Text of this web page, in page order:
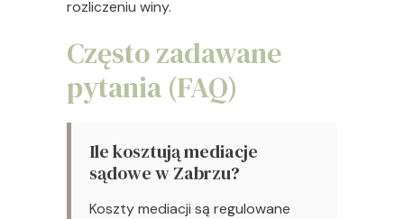
rozliczeniu winy.
Często zadawane
pytania (FAQ)
Ile kosztują mediacje
sądowe w Zabrzu?
Koszty mediacji są regulowane